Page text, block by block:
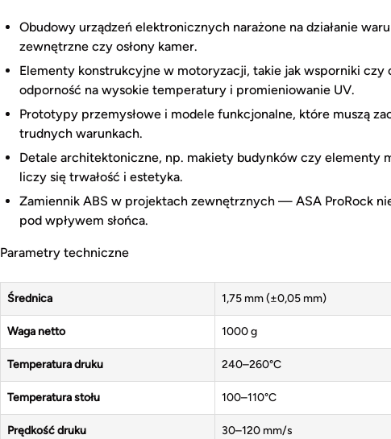
Obudowy urządzeń elektronicznych narażone na działanie
zewnętrzne czy osłony kamer.
Elementy konstrukcyjne w motoryzacji, takie jak wsporniki czy
odporność na wysokie temperatury i promieniowanie UV.
Prototypy przemysłowe i modele funkcjonalne, które muszą
trudnych warunkach.
Detale architektoniczne, np. makiety budynków czy elementy
liczy się trwałość i estetyka.
Zamiennik ABS w projektach zewnętrznych — ASA ProRock
pod wpływem słońca.
Parametry techniczne
Średnica 1,75 mm (±0,05 mm)
Waga netto 1000 g
Temperatura druku 240–260°C
Temperatura stołu 100–110°C
Prędkość druku 30–120 mm/s